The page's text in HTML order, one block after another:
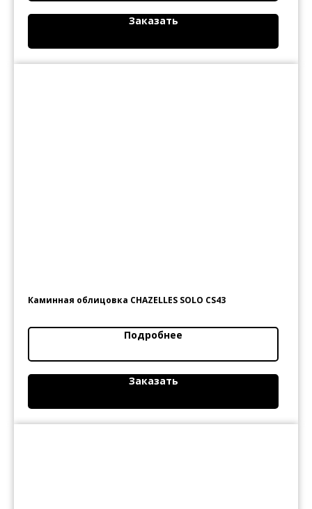
Заказать
Каминная облицовка CHAZELLES SOLO CS43
Подробнее
Заказать